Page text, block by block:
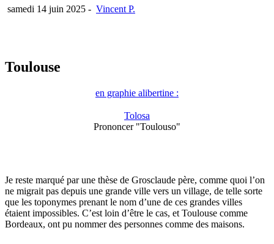
samedi 14 juin 2025 - Vincent P.
Toulouse
en graphie alibertine :
Tolosa
Prononcer "Toulouso"
Je reste marqué par une thèse de Grosclaude père, comme quoi l’on
ne migrait pas depuis une grande ville vers un village, de telle sorte
que les toponymes prenant le nom d’une de ces grandes villes
étaient impossibles. C’est loin d’être le cas, et Toulouse comme
Bordeaux, ont pu nommer des personnes comme des maisons.